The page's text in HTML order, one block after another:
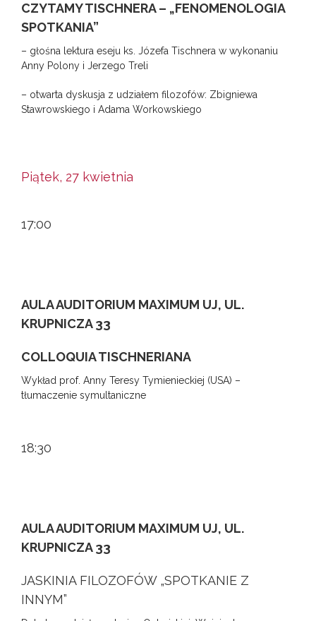
CZYTAMY TISCHNERA – „FENOMENOLOGIA
SPOTKANIA”
– głośna lektura eseju ks. Józefa Tischnera w wykonaniu
Anny Polony i Jerzego Treli
– otwarta dyskusja z udziałem filozofów: Zbigniewa
Stawrowskiego i Adama Workowskiego
Piątek, 27 kwietnia
17:00
AULA AUDITORIUM MAXIMUM UJ, UL.
KRUPNICZA 33
COLLOQUIA TISCHNERIANA
Wykład prof. Anny Teresy Tymienieckiej (USA) –
tłumaczenie symultaniczne
18:30
AULA AUDITORIUM MAXIMUM UJ, UL.
KRUPNICZA 33
JASKINIA FILOZOFÓW „SPOTKANIE Z
INNYM”